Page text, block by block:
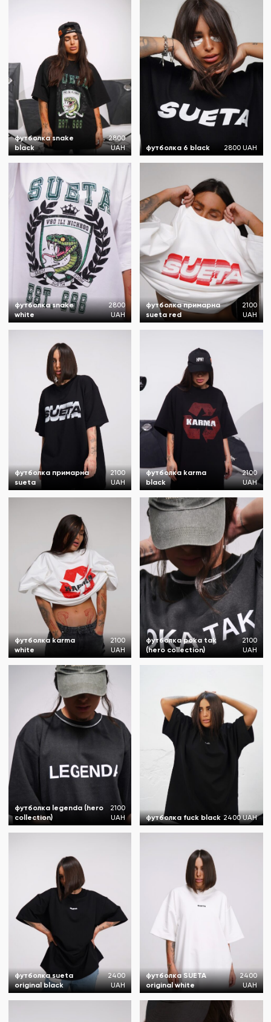
футболка snake
black
2800
UAH
футболка 6 black 2800 UAH
футболка snake
white
2800
UAH
футболка примарна
sueta red
2100
UAH
футболка примарна
sueta
2100
UAH
футболка karma
black
2100
UAH
футболка karma
white
2100
UAH
футболка poka tak
(hero collection)
2100
UAH
футболка legenda (hero
collection)
2100
UAH
футболка fuck black 2400 UAH
футболка sueta
original black
2400
UAH
футболка SUETA
original white
2400
UAH